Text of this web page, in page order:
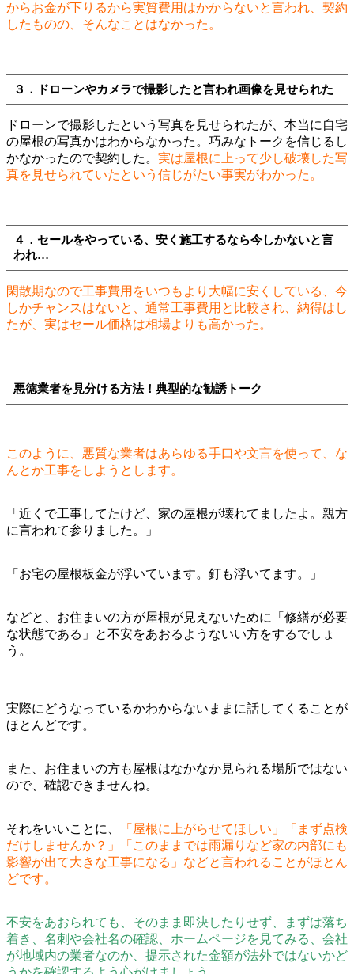
からお金が下りるから実質費用はかからないと言われ、契約
したものの、そんなことはなかった。
３． ドローンやカメラで撮影したと言われ画像を見せられた
ドローンで撮影したという写真を見せられたが、本当に自宅
の屋根の写真かはわからなかった。巧みなトークを信じるし
かなかったので契約した。 実は屋根に上って少し破壊した写
真を見せられていたという信じがたい事実がわかった。
４．セールをやっている、安く施工するなら今しかないと言
われ…
閑散期なので工事費用をいつもより大幅に安くしている、今
しかチャンスはないと、通常工事費用と比較され、納得はし
たが、実はセール価格は相場よりも高かった。
悪徳業者を見分ける方法！典型的な勧誘トーク
このように、悪質な業者はあらゆる手口や文言を使って、な
んとか工事をしようとします。
「近くで工事してたけど、家の屋根が壊れてましたよ。親方
に言われて参りました。」
「お宅の屋根板金が浮いています。釘も浮いてます。」
などと、お住まいの方が屋根が見えないために「修繕が必要
な状態である」と不安をあおるようないい方をするでしょ
う。
実際にどうなっているかわからないままに話してくることが
ほとんどです。
また、お住まいの方も屋根はなかなか見られる場所ではない
ので、確認できませんね。
それをいいことに、
「屋根に上がらせてほしい」「まず点検
だけしませんか？」「このままでは雨漏りなど家の内部にも
影響が出て大きな工事になる」などと言われることがほとん
どです。
不安をあおられても、そのまま即決したりせず、まずは落ち
着き、名刺や会社名の確認、ホームページを見てみる、会社
が地域内の業者なのか、提示された金額が法外ではないかど